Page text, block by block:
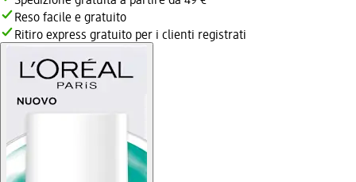
Reso facile e gratuito
Ritiro express gratuito per i clienti registrati